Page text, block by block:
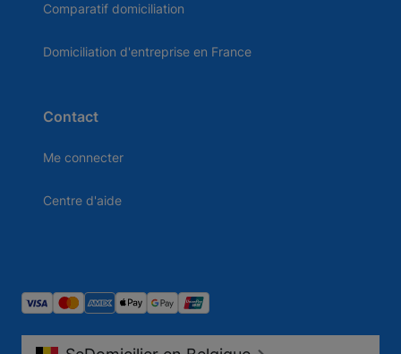
Comparatif domiciliation
Domiciliation d'entreprise en France
Contact
Me connecter
Centre d'aide